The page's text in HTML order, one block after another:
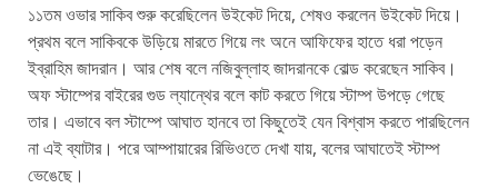
১১তম ওভার সাকিব শুরু করেছিলেন উইকেট দিয়ে, শেষও করলেন উইকেট দিয়ে।
প্রথম বলে সাকিবকে উড়িয়ে মারতে গিয়ে লং অনে আফিফের হাতে ধরা পড়েন
ইব্রাহিম জাদরান। আর শেষ বলে নজিবুল্লাহ জাদরানকে বোল্ড করেছেন সাকিব।
অফ স্টাম্পের বাইরের গুড ল্যান্থের বলে কাট করতে গিয়ে স্টাম্প উপড়ে গেছে
তার। এভাবে বল স্টাম্পে আঘাত হানবে তা কিছুতেই যেন বিশ্বাস করতে পারছিলেন
না এই ব্যাটার। পরে আম্পায়ারের রিভিওতে দেখা যায়, বলের আঘাতেই স্টাম্প
ভেঙেছে।